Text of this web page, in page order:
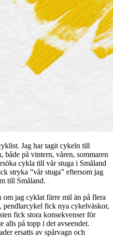
Jag har tagit cykeln till
både på vintern, våren, sommaren
cykla till vår stuga i Småland
stryka ”vår stuga” eftersom jag
till Småland.
om jag cyklat färre mil än på flera
pendlarcykel fick nya cykelväskor,
fick stora konsekvenser för
alls på topp i det avseendet.
ersatts av spårvagn och